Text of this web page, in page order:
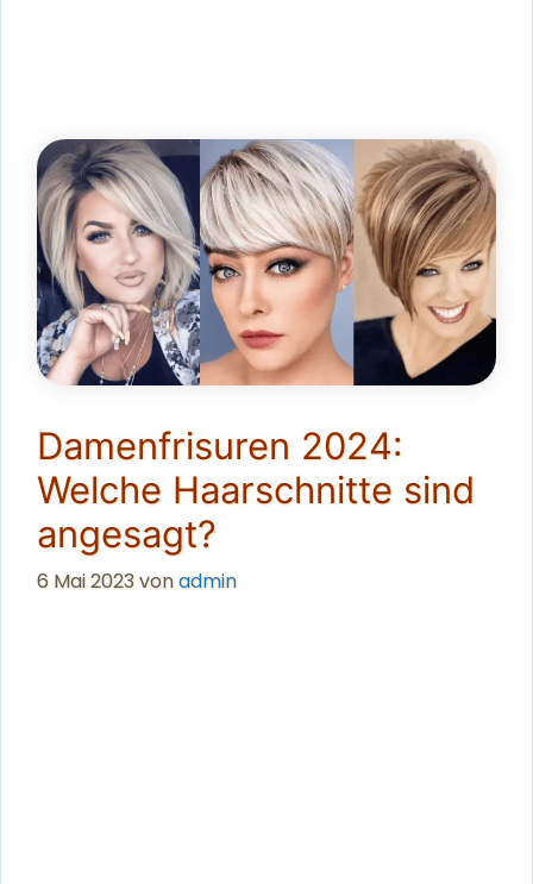
Damenfrisuren 2024:
Welche Haarschnitte sind
angesagt?
6 Mai 2023vonadmin